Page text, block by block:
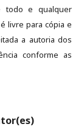
todo e qualquer
livre para cópia e
a autoria dos
conforme as